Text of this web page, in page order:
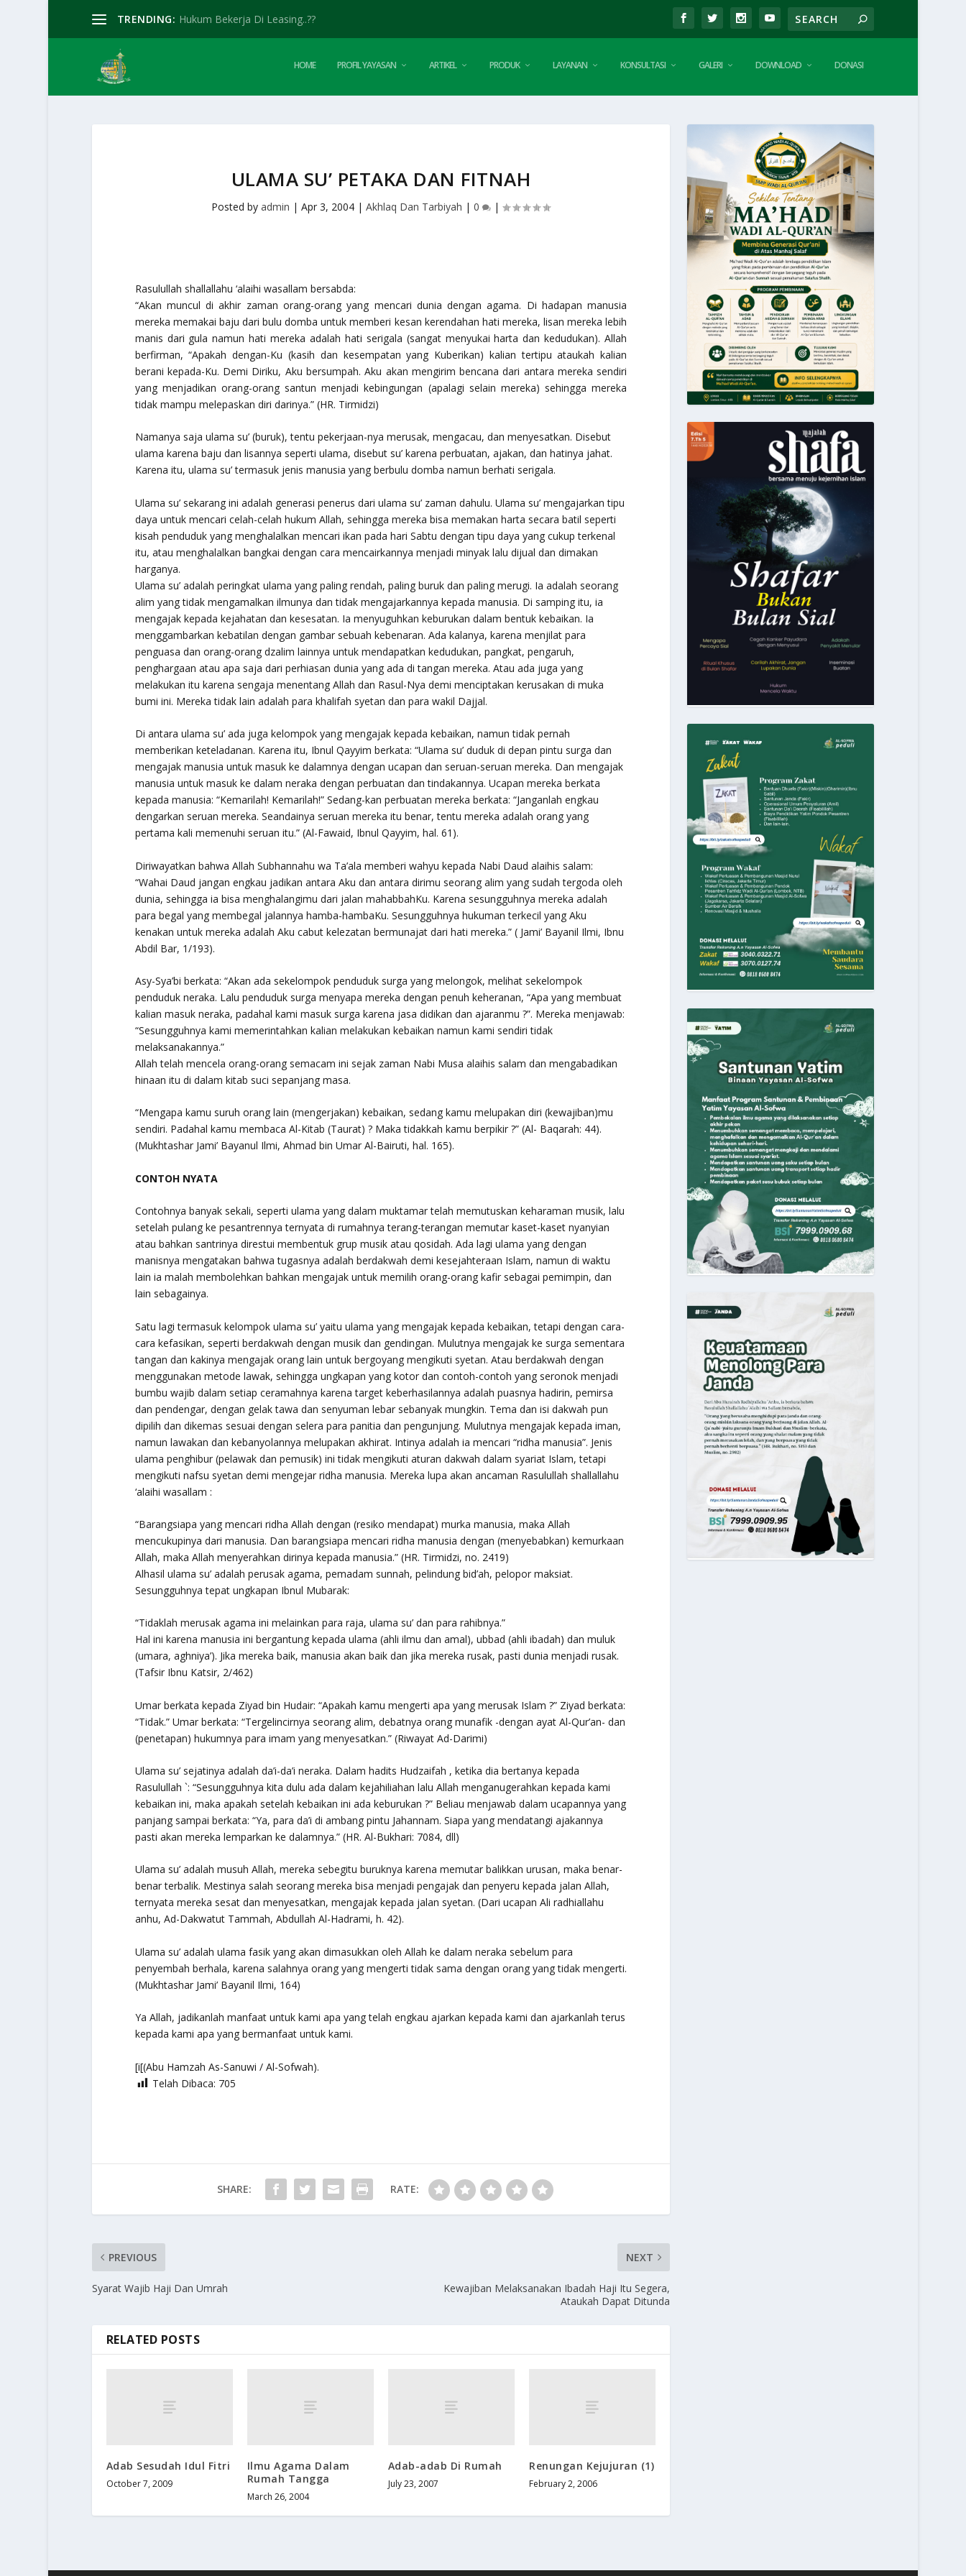
TRENDING: Hukum Bekerja Di Leasing..??
HOME PROFIL YAYASAN ARTIKEL PRODUK LAYANAN KONSULTASI GALERI DOWNLOAD DONASI
ULAMA SU’ PETAKA DAN FITNAH
Posted byadmin |Apr 3, 2004 |Akhlaq Dan Tarbiyah |0 |
Rasulullah shallallahu ‘alaihi wasallam bersabda:
“Akan muncul di akhir zaman orang-orang yang mencari dunia dengan agama. Di hadapan manusia
mereka memakai baju dari bulu domba untuk memberi kesan kerendahan hati mereka, lisan mereka lebih
manis dari gula namun hati mereka adalah hati serigala (sangat menyukai harta dan kedudukan). Allah
berfirman, “Apakah dengan-Ku (kasih dan kesempatan yang Kuberikan) kalian tertipu ataukah kalian
berani kepada-Ku. Demi Diriku, Aku bersumpah. Aku akan mengirim bencana dari antara mereka sendiri
yang menjadikan orang-orang santun menjadi kebingungan (apalagi selain mereka) sehingga mereka
tidak mampu melepaskan diri darinya.” (HR. Tirmidzi)
Namanya saja ulama su’ (buruk), tentu pekerjaan-nya merusak, mengacau, dan menyesatkan. Disebut
ulama karena baju dan lisannya seperti ulama, disebut su’ karena perbuatan, ajakan, dan hatinya jahat.
Karena itu, ulama su’ termasuk jenis manusia yang berbulu domba namun berhati serigala.
Ulama su’ sekarang ini adalah generasi penerus dari ulama su’ zaman dahulu. Ulama su’ mengajarkan tipu
daya untuk mencari celah-celah hukum Allah, sehingga mereka bisa memakan harta secara batil seperti
kisah penduduk yang menghalalkan mencari ikan pada hari Sabtu dengan tipu daya yang cukup terkenal
itu, atau menghalalkan bangkai dengan cara mencairkannya menjadi minyak lalu dijual dan dimakan
harganya.
Ulama su’ adalah peringkat ulama yang paling rendah, paling buruk dan paling merugi. Ia adalah seorang
alim yang tidak mengamalkan ilmunya dan tidak mengajarkannya kepada manusia. Di samping itu, ia
mengajak kepada kejahatan dan kesesatan. Ia menyuguhkan keburukan dalam bentuk kebaikan. Ia
menggambarkan kebatilan dengan gambar sebuah kebenaran. Ada kalanya, karena menjilat para
penguasa dan orang-orang dzalim lainnya untuk mendapatkan kedudukan, pangkat, pengaruh,
penghargaan atau apa saja dari perhiasan dunia yang ada di tangan mereka. Atau ada juga yang
melakukan itu karena sengaja menentang Allah dan Rasul-Nya demi menciptakan kerusakan di muka
bumi ini. Mereka tidak lain adalah para khalifah syetan dan para wakil Dajjal.
Di antara ulama su’ ada juga kelompok yang mengajak kepada kebaikan, namun tidak pernah
memberikan keteladanan. Karena itu, Ibnul Qayyim berkata: “Ulama su’ duduk di depan pintu surga dan
mengajak manusia untuk masuk ke dalamnya dengan ucapan dan seruan-seruan mereka. Dan mengajak
manusia untuk masuk ke dalam neraka dengan perbuatan dan tindakannya. Ucapan mereka berkata
kepada manusia: “Kemarilah! Kemarilah!” Sedang-kan perbuatan mereka berkata: “Janganlah engkau
dengarkan seruan mereka. Seandainya seruan mereka itu benar, tentu mereka adalah orang yang
pertama kali memenuhi seruan itu.” (Al-Fawaid, Ibnul Qayyim, hal. 61).
Diriwayatkan bahwa Allah Subhannahu wa Ta’ala memberi wahyu kepada Nabi Daud alaihis salam:
“Wahai Daud jangan engkau jadikan antara Aku dan antara dirimu seorang alim yang sudah tergoda oleh
dunia, sehingga ia bisa menghalangimu dari jalan mahabbahKu. Karena sesungguhnya mereka adalah
para begal yang membegal jalannya hamba-hambaKu. Sesungguhnya hukuman terkecil yang Aku
kenakan untuk mereka adalah Aku cabut kelezatan bermunajat dari hati mereka.” ( Jami’ Bayanil Ilmi, Ibnu
Abdil Bar, 1/193).
Asy-Sya’bi berkata: “Akan ada sekelompok penduduk surga yang melongok, melihat sekelompok
penduduk neraka. Lalu penduduk surga menyapa mereka dengan penuh keheranan, “Apa yang membuat
kalian masuk neraka, padahal kami masuk surga karena jasa didikan dan ajaranmu ?”. Mereka menjawab:
“Sesungguhnya kami memerintahkan kalian melakukan kebaikan namun kami sendiri tidak
melaksanakannya.”
Allah telah mencela orang-orang semacam ini sejak zaman Nabi Musa alaihis salam dan mengabadikan
hinaan itu di dalam kitab suci sepanjang masa.
“Mengapa kamu suruh orang lain (mengerjakan) kebaikan, sedang kamu melupakan diri (kewajiban)mu
sendiri. Padahal kamu membaca Al-Kitab (Taurat) ? Maka tidakkah kamu berpikir ?” (Al- Baqarah: 44).
(Mukhtashar Jami’ Bayanul Ilmi, Ahmad bin Umar Al-Bairuti, hal. 165).
CONTOH NYATA
Contohnya banyak sekali, seperti ulama yang dalam muktamar telah memutuskan keharaman musik, lalu
setelah pulang ke pesantrennya ternyata di rumahnya terang-terangan memutar kaset-kaset nyanyian
atau bahkan santrinya direstui membentuk grup musik atau qosidah. Ada lagi ulama yang dengan
manisnya mengatakan bahwa tugasnya adalah berdakwah demi kesejahteraan Islam, namun di waktu
lain ia malah membolehkan bahkan mengajak untuk memilih orang-orang kafir sebagai pemimpin, dan
lain sebagainya.
Satu lagi termasuk kelompok ulama su’ yaitu ulama yang mengajak kepada kebaikan, tetapi dengan cara-
cara kefasikan, seperti berdakwah dengan musik dan gendingan. Mulutnya mengajak ke surga sementara
tangan dan kakinya mengajak orang lain untuk bergoyang mengikuti syetan. Atau berdakwah dengan
menggunakan metode lawak, sehingga ungkapan yang kotor dan contoh-contoh yang seronok menjadi
bumbu wajib dalam setiap ceramahnya karena target keberhasilannya adalah puasnya hadirin, pemirsa
dan pendengar, dengan gelak tawa dan senyuman lebar sebanyak mungkin. Tema dan isi dakwah pun
dipilih dan dikemas sesuai dengan selera para panitia dan pengunjung. Mulutnya mengajak kepada iman,
namun lawakan dan kebanyolannya melupakan akhirat. Intinya adalah ia mencari “ridha manusia”. Jenis
ulama penghibur (pelawak dan pemusik) ini tidak mengikuti aturan dakwah dalam syariat Islam, tetapi
mengikuti nafsu syetan demi mengejar ridha manusia. Mereka lupa akan ancaman Rasulullah shallallahu
‘alaihi wasallam :
“Barangsiapa yang mencari ridha Allah dengan (resiko mendapat) murka manusia, maka Allah
mencukupinya dari manusia. Dan barangsiapa mencari ridha manusia dengan (menyebabkan) kemurkaan
Allah, maka Allah menyerahkan dirinya kepada manusia.” (HR. Tirmidzi, no. 2419)
Alhasil ulama su’ adalah perusak agama, pemadam sunnah, pelindung bid’ah, pelopor maksiat.
Sesungguhnya tepat ungkapan Ibnul Mubarak:
“Tidaklah merusak agama ini melainkan para raja, ulama su’ dan para rahibnya.”
Hal ini karena manusia ini bergantung kepada ulama (ahli ilmu dan amal), ubbad (ahli ibadah) dan muluk
(umara, aghniya’). Jika mereka baik, manusia akan baik dan jika mereka rusak, pasti dunia menjadi rusak.
(Tafsir Ibnu Katsir, 2/462)
Umar berkata kepada Ziyad bin Hudair: “Apakah kamu mengerti apa yang merusak Islam ?” Ziyad berkata:
“Tidak.” Umar berkata: “Tergelincirnya seorang alim, debatnya orang munafik -dengan ayat Al-Qur’an- dan
(penetapan) hukumnya para imam yang menyesatkan.” (Riwayat Ad-Darimi)
Ulama su’ sejatinya adalah da’i-da’i neraka. Dalam hadits Hudzaifah , ketika dia bertanya kepada
Rasulullah `: “Sesungguhnya kita dulu ada dalam kejahiliahan lalu Allah menganugerahkan kepada kami
kebaikan ini, maka apakah setelah kebaikan ini ada keburukan ?” Beliau menjawab dalam ucapannya yang
panjang sampai berkata: “Ya, para da’i di ambang pintu Jahannam. Siapa yang mendatangi ajakannya
pasti akan mereka lemparkan ke dalamnya.” (HR. Al-Bukhari: 7084, dll)
Ulama su’ adalah musuh Allah, mereka sebegitu buruknya karena memutar balikkan urusan, maka benar-
benar terbalik. Mestinya salah seorang mereka bisa menjadi pengajak dan penyeru kepada jalan Allah,
ternyata mereka sesat dan menyesatkan, mengajak kepada jalan syetan. (Dari ucapan Ali radhiallahu
anhu, Ad-Dakwatut Tammah, Abdullah Al-Hadrami, h. 42).
Ulama su’ adalah ulama fasik yang akan dimasukkan oleh Allah ke dalam neraka sebelum para
penyembah berhala, karena salahnya orang yang mengerti tidak sama dengan orang yang tidak mengerti.
(Mukhtashar Jami’ Bayanil Ilmi, 164)
Ya Allah, jadikanlah manfaat untuk kami apa yang telah engkau ajarkan kepada kami dan ajarkanlah terus
kepada kami apa yang bermanfaat untuk kami.
[i[(Abu Hamzah As-Sanuwi / Al-Sofwah).
Telah Dibaca: 705
SHARE: RATE:
PREVIOUS
Syarat Wajib Haji Dan Umrah
NEXT
Kewajiban Melaksanakan Ibadah Haji Itu Segera,
Ataukah Dapat Ditunda
RELATED POSTS
Adab Sesudah Idul Fitri
October 7, 2009
Ilmu Agama Dalam
Rumah Tangga
March 26, 2004
Adab-adab Di Rumah
July 23, 2007
Renungan Kejujuran (1)
February 2, 2006